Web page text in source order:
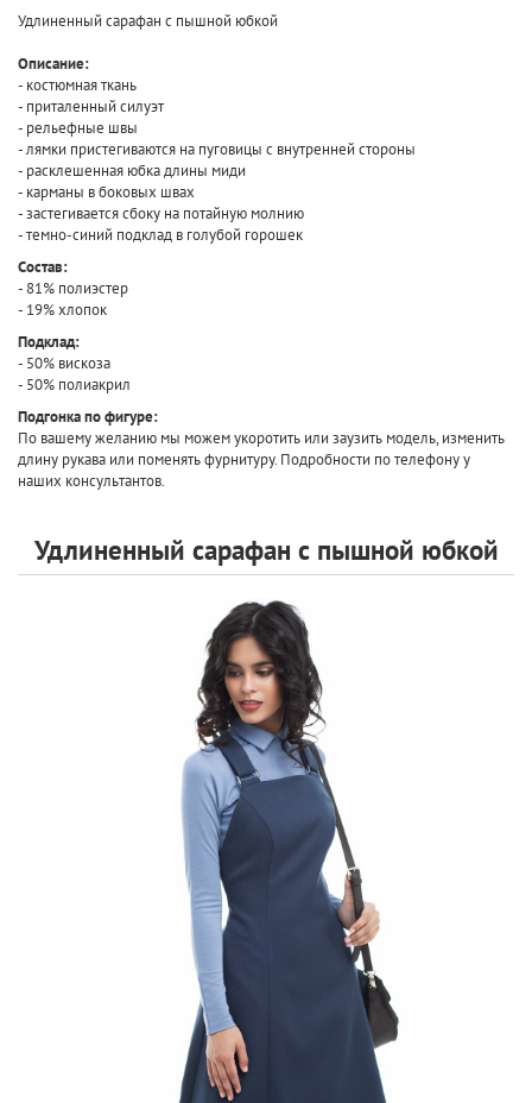
Удлиненный сарафан с пышной юбкой
Описание:
- костюмная ткань
- приталенный силуэт
- рельефные швы
- лямки пристегиваются на пуговицы с внутренней стороны
- расклешенная юбка длины миди
- карманы в боковых швах
- застегивается сбоку на потайную молнию
- темно-синий подклад в голубой горошек
Состав:
- 81% полиэстер
- 19% хлопок
Подклад:
- 50% вискоза
- 50% полиакрил
Подгонка по фигуре:
По вашему желанию мы можем укоротить или заузить модель, изменить
длину рукава или поменять фурнитуру. Подробности по телефону у
наших консультантов.
Удлиненный сарафан с пышной юбкой